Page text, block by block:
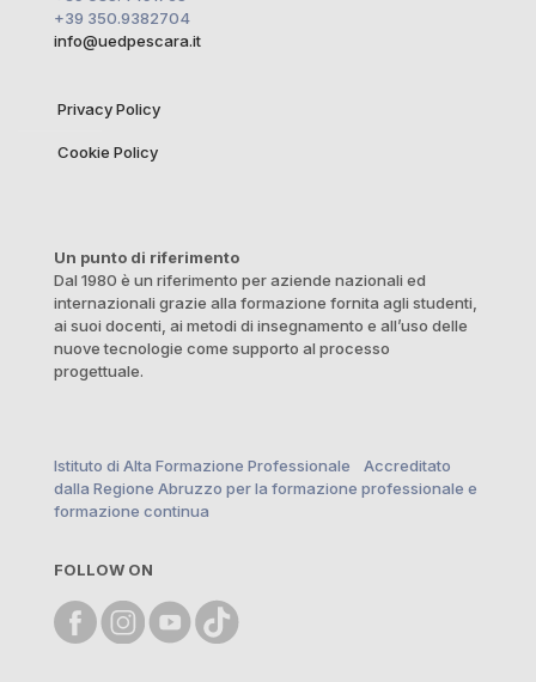
+39 350.9382704
info@uedpescara.it
Privacy Policy
Cookie Policy
Un punto di riferimento
Dal 1980 è un riferimento per aziende nazionali ed
internazionali grazie alla formazione fornita agli studenti,
ai suoi docenti, ai metodi di insegnamento e all’uso delle
nuove tecnologie come supporto al processo
progettuale.
Istituto di Alta Formazione Professionale Accreditato
dalla Regione Abruzzo per la formazione professionale e
formazione continua
FOLLOW ON